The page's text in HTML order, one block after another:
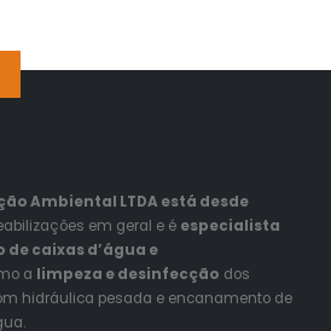
Ambiental LTDA está desde
em geral e é especialista
caixas d’água e
a limpeza e desinfecção dos
hidráulica pesada e encanamento de